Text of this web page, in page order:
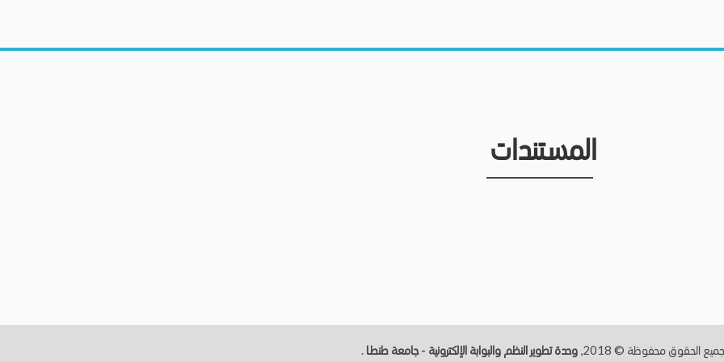
المستندات
جميع الحقوق محفوظة © 2018, وحدة تطوير النظم والبوابة الإلكترونية - جامعة طنطــا .